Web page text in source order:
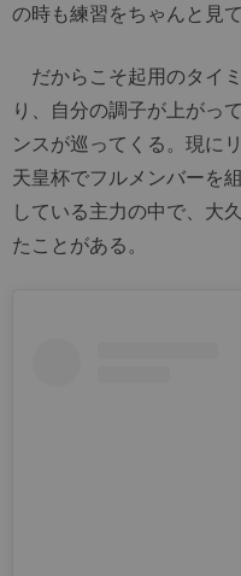
の時も練習をちゃんと見
だからこそ起用のタイ
り、自分の調子が上がっ
ンスが巡ってくる。現に
天皇杯でフルメンバーを
している主力の中で、大
たことがある。